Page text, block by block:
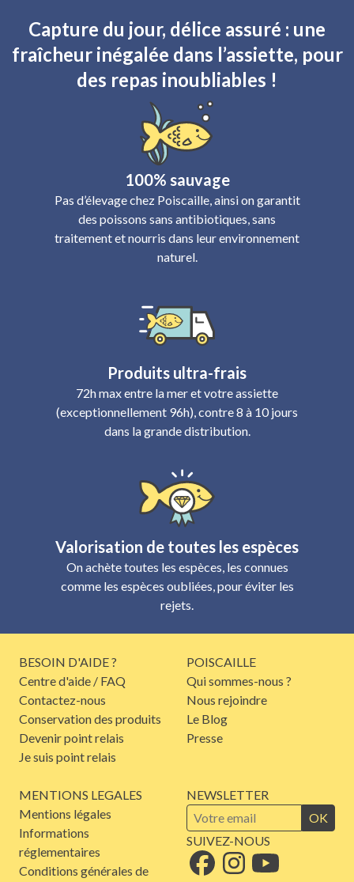
Capture du jour, délice assuré : une
fraîcheur inégalée dans l’assiette, pour
des repas inoubliables !
100% sauvage
Pas d’élevage chez Poiscaille, ainsi on garantit
des poissons sans antibiotiques, sans
traitement et nourris dans leur environnement
naturel.
Produits ultra-frais
72h max entre la mer et votre assiette
(exceptionnellement 96h), contre 8 à 10 jours
dans la grande distribution.
Valorisation de toutes les espèces
On achète toutes les espèces, les connues
comme les espèces oubliées, pour éviter les
rejets.
BESOIN D'AIDE ?
Centre d'aide / FAQ
Contactez-nous
Conservation des produits
Devenir point relais
Je suis point relais
POISCAILLE
Qui sommes-nous ?
Nous rejoindre
Le Blog
Presse
MENTIONS LEGALES
Mentions légales
Informations
réglementaires
Conditions générales de
NEWSLETTER
OK
SUIVEZ-NOUS